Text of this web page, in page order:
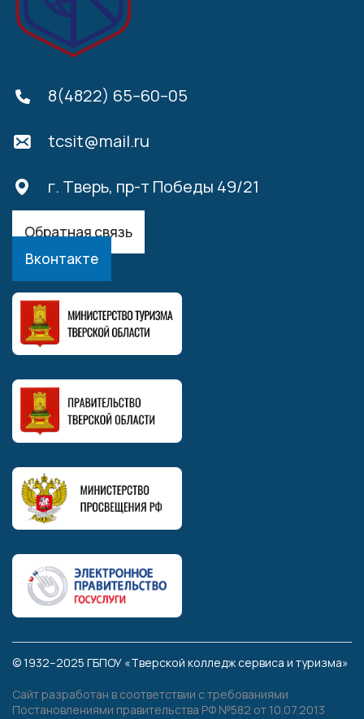
8(4822) 65–60–05
tcsit@mail.ru
г. Тверь, пр-т Победы 49/21
Обратная связь
Вконтакте
© 1932–2025 ГБПОУ «Тверской колледж сервиса и туризма»
Сайт разработан в соответствии с требованиями
Постановлениями правительства РФ №582 от 10.07.2013